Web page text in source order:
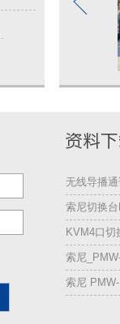
无线导播
索尼切换
KVM4口切
索尼
索尼